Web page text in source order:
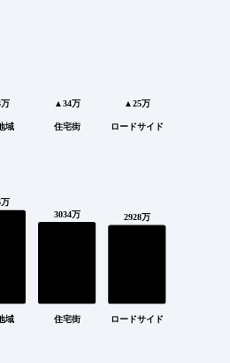
域
▲34万
住宅街
▲25万
ロードサイド
万
域
3034万
住宅街
2928万
ロードサイド